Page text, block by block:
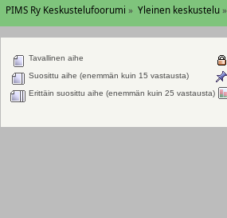
PIMS Ry Keskustelufoorumi » Yleinen keskustelu»
Tavallinen aihe
Suosittu aihe (enemmän kuin 15 vastausta)
Erittäin suosittu aihe (enemmän kuin 25 vastausta)